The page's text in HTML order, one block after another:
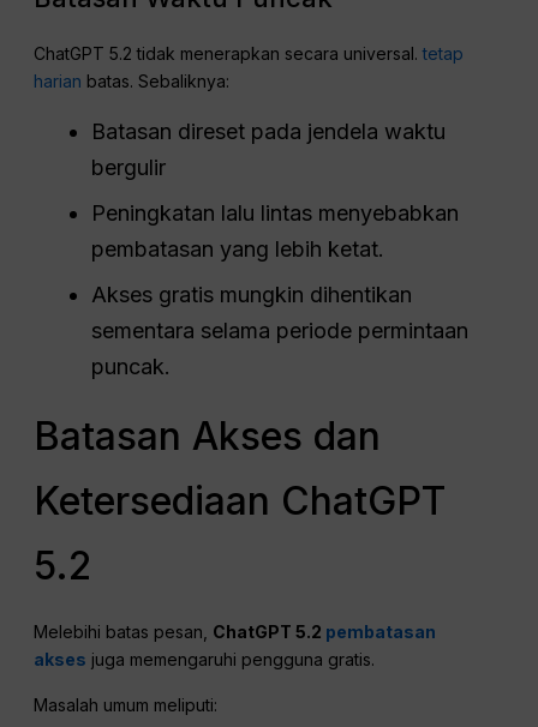
ChatGPT 5.2 tidak menerapkan secara universal.tetap
harian batas. Sebaliknya:
Batasan direset pada jendela waktu
bergulir
Peningkatan lalu lintas menyebabkan
pembatasan yang lebih ketat.
Akses gratis mungkin dihentikan
sementara selama periode permintaan
puncak.
Batasan Akses dan
Ketersediaan ChatGPT
5.2
Melebihi batas pesan, ChatGPT 5.2 pembatasan
akses juga memengaruhi pengguna gratis.
Masalah umum meliputi: